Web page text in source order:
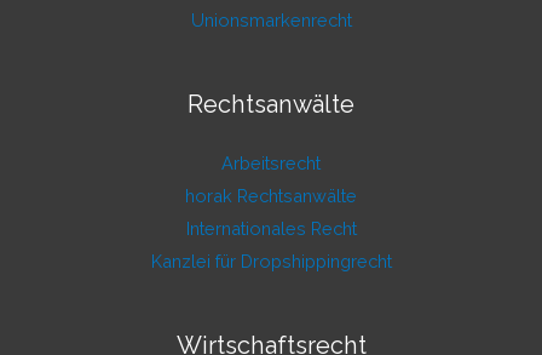
Unionsmarkenrecht
Rechtsanwälte
Arbeitsrecht
horak Rechtsanwälte
Internationales Recht
Kanzlei für Dropshippingrecht
Wirtschaftsrecht